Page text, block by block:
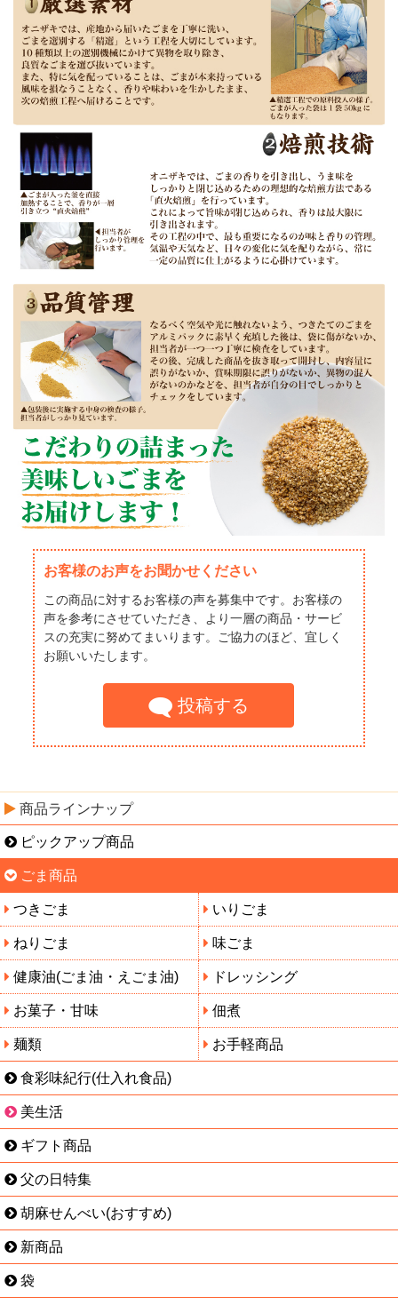
お客様のお声をお聞かせください
この商品に対するお客様の声を募集中です。お客様の
声を参考にさせていただき、より一層の商品・サービ
スの充実に努めてまいります。ご協力のほど、宜しく
お願いいたします。
投稿する
商品ラインナップ
ピックアップ商品
ごま商品
つきごま いりごま
ねりごま 味ごま
健康油(ごま油・えごま油) ドレッシング
お菓子・甘味 佃煮
麺類 お手軽商品
食彩味紀行(仕入れ食品)
美生活
ギフト商品
父の日特集
胡麻せんべい(おすすめ)
新商品
袋